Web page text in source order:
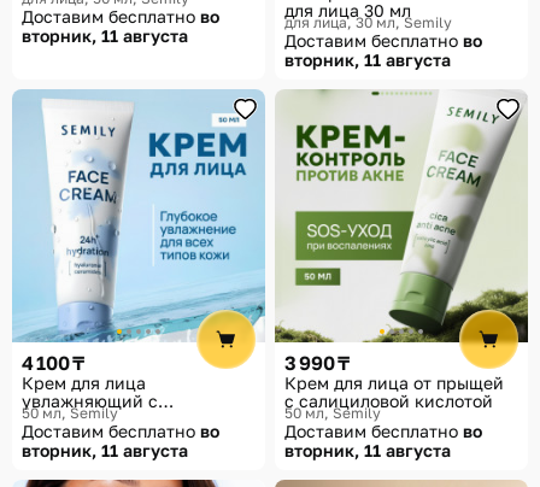
охлаждающая «After party»
Доставим бесплатно во
вторник, 11 августа
для лица 30 мл
для лица, 30 мл Semily
Доставим бесплатно во
вторник, 11 августа
4 100 ₸
Крем для лица
увлажняющий с
церамидами
50 мл Semily
Доставим бесплатно во
вторник, 11 августа
3 990 ₸
Крем для лица от прыщей
с салициловой кислотой
50 мл Semily
Доставим бесплатно во
вторник, 11 августа